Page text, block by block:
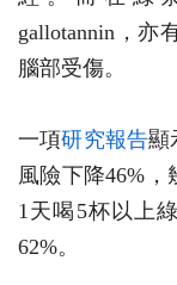
gallotannin，亦
腦部受傷。
一項研究報告顯
風險下降46%，
1天喝5杯以上
62%。